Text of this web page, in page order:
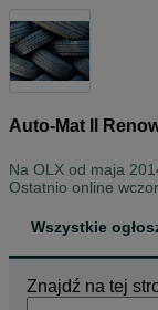
Auto-Mat ll
Na OLX od maja
Ostatnio online
Wszystkie
Znajdź na tej